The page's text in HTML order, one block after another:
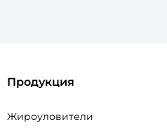
Продукция
Жироуловители